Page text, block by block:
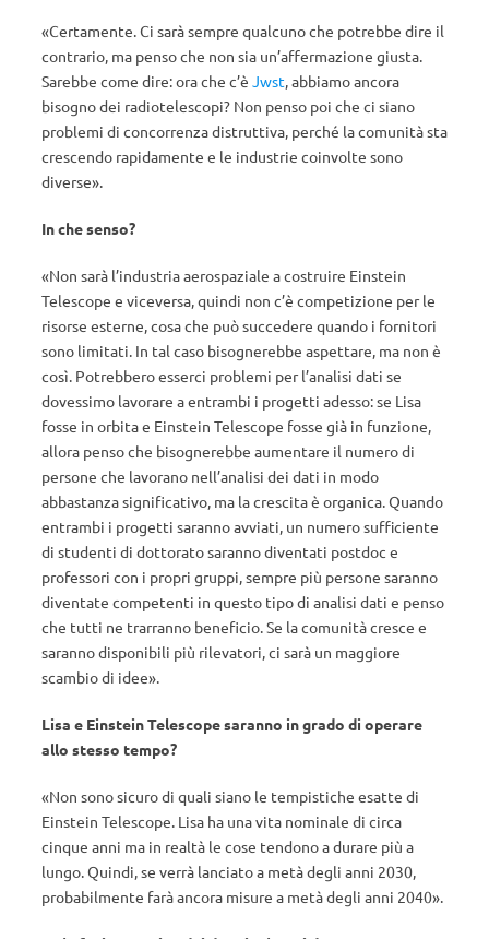
«Certamente. Ci sarà sempre qualcuno che potrebbe dire il
contrario, ma penso che non sia un’affermazione giusta.
Sarebbe come dire: ora che c’è Jwst, abbiamo ancora
bisogno dei radiotelescopi? Non penso poi che ci siano
problemi di concorrenza distruttiva, perché la comunità sta
crescendo rapidamente e le industrie coinvolte sono
diverse».
In che senso?
«Non sarà l’industria aerospaziale a costruire Einstein
Telescope e viceversa, quindi non c’è competizione per le
risorse esterne, cosa che può succedere quando i fornitori
sono limitati. In tal caso bisognerebbe aspettare, ma non è
così. Potrebbero esserci problemi per l’analisi dati se
dovessimo lavorare a entrambi i progetti adesso: se Lisa
fosse in orbita e Einstein Telescope fosse già in funzione,
allora penso che bisognerebbe aumentare il numero di
persone che lavorano nell’analisi dei dati in modo
abbastanza significativo, ma la crescita è organica. Quando
entrambi i progetti saranno avviati, un numero sufficiente
di studenti di dottorato saranno diventati postdoc e
professori con i propri gruppi, sempre più persone saranno
diventate competenti in questo tipo di analisi dati e penso
che tutti ne trarranno beneficio. Se la comunità cresce e
saranno disponibili più rilevatori, ci sarà un maggiore
scambio di idee».
Lisa e Einstein Telescope saranno in grado di operare
allo stesso tempo?
«Non sono sicuro di quali siano le tempistiche esatte di
Einstein Telescope. Lisa ha una vita nominale di circa
cinque anni ma in realtà le cose tendono a durare più a
lungo. Quindi, se verrà lanciato a metà degli anni 2030,
probabilmente farà ancora misure a metà degli anni 2040».